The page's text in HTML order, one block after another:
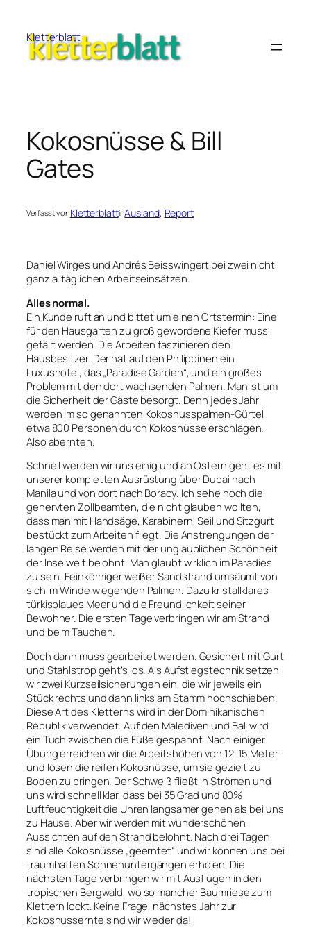
Inhalt
springen
Kletterblatt
Kokosnüsse & Bill
Gates
Verfasst vonKletterblattinAusland, Report
Daniel Wirges und Andrés Beisswingert bei zwei nicht
ganz alltäglichen Arbeitseinsätzen.
Alles normal.
Ein Kunde ruft an und bittet um einen Ortstermin: Eine
für den Hausgarten zu groß gewordene Kiefer muss
gefällt werden. Die Arbeiten faszinieren den
Hausbesitzer. Der hat auf den Philippinen ein
Luxushotel, das „Paradise Garden“, und ein großes
Problem mit den dort wachsenden Palmen. Man ist um
die Sicherheit der Gäste besorgt. Denn jedes Jahr
werden im so genannten Kokosnusspalmen-Gürtel
etwa 800 Personen durch Kokosnüsse erschlagen.
Also abernten.
Schnell werden wir uns einig und an Ostern geht es mit
unserer kompletten Ausrüstung über Dubai nach
Manila und von dort nach Boracy. Ich sehe noch die
genervten Zollbeamten, die nicht glauben wollten,
dass man mit Handsäge, Karabinern, Seil und Sitzgurt
bestückt zum Arbeiten fliegt. Die Anstrengungen der
langen Reise werden mit der unglaublichen Schönheit
der Inselwelt belohnt. Man glaubt wirklich im Paradies
zu sein. Feinkörniger weißer Sandstrand umsäumt von
sich im Winde wiegenden Palmen. Dazu kristallklares
türkisblaues Meer und die Freundlichkeit seiner
Bewohner. Die ersten Tage verbringen wir am Strand
und beim Tauchen.
Doch dann muss gearbeitet werden. Gesichert mit Gurt
und Stahlstrop geht’s los. Als Aufstiegstechnik setzen
wir zwei Kurzseilsicherungen ein, die wir jeweils ein
Stück rechts und dann links am Stamm hochschieben.
Diese Art des Kletterns wird in der Dominikanischen
Republik verwendet. Auf den Malediven und Bali wird
ein Tuch zwischen die Füße gespannt. Nach einiger
Übung erreichen wir die Arbeitshöhen von 12-15 Meter
und lösen die reifen Kokosnüsse, um sie gezielt zu
Boden zu bringen. Der Schweiß fließt in Strömen und
uns wird schnell klar, dass bei 35 Grad und 80%
Luftfeuchtigkeit die Uhren langsamer gehen als bei uns
zu Hause. Aber wir werden mit wunderschönen
Aussichten auf den Strand belohnt. Nach drei Tagen
sind alle Kokosnüsse „geerntet“ und wir können uns bei
traumhaften Sonnenuntergängen erholen. Die
nächsten Tage verbringen wir mit Ausflügen in den
tropischen Bergwald, wo so mancher Baumriese zum
Klettern lockt. Keine Frage, nächstes Jahr zur
Kokosnussernte sind wir wieder da!